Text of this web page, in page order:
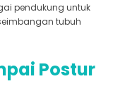
pendukung untuk
tubuh
Postur